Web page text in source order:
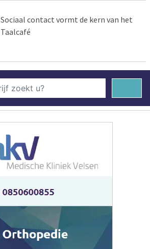
Sociaal contact vormt de kern van het
Taalcafé